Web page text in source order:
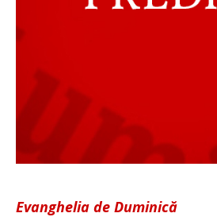
Evanghelia de Duminică